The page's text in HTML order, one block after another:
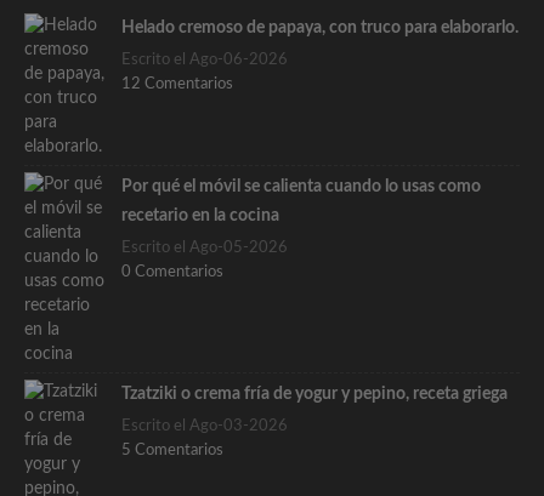
Helado cremoso de papaya, con truco para elaborarlo.
Escrito el Ago-06-2026
12 Comentarios
Por qué el móvil se calienta cuando lo usas como
recetario en la cocina
Escrito el Ago-05-2026
0 Comentarios
Tzatziki o crema fría de yogur y pepino, receta griega
Escrito el Ago-03-2026
5 Comentarios